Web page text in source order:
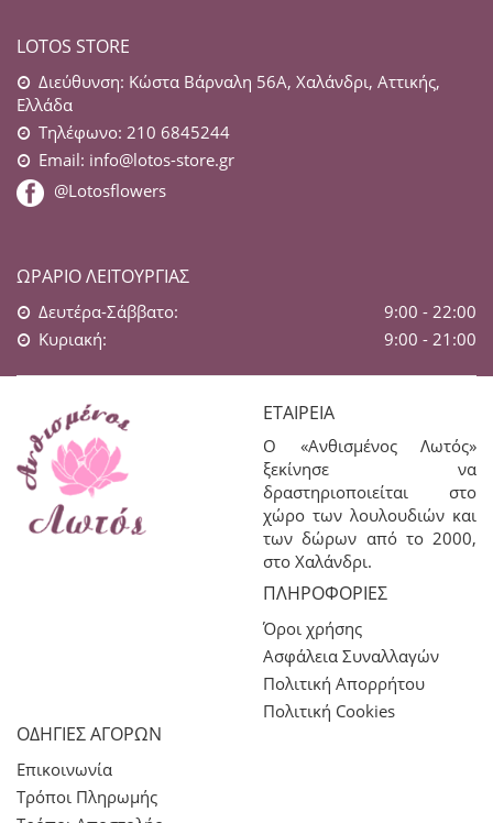
LOTOS STORE
Διεύθυνση: Κώστα Βάρναλη 56Α, Χαλάνδρι, Αττικής,
Ελλάδα
Τηλέφωνο: 210 6845244
Email: info@lotos-store.gr
@Lotosflowers
ΩΡΆΡΙΟ ΛΕΙΤΟΥΡΓΊΑΣ
Δευτέρα-Σάββατο:
9:00 - 22:00
Κυριακή:
9:00 - 21:00
ΕΤΑΙΡΕΊΑ
Ο «Ανθισμένος Λωτός»
ξεκίνησε να
δραστηριοποιείται στο
χώρο των λουλουδιών και
των δώρων από το 2000,
στο Χαλάνδρι.
ΠΛΗΡΟΦΟΡΊΕΣ
Όροι χρήσης
Ασφάλεια Συναλλαγών
Πολιτική Απορρήτου
Πολιτική Cookies
ΟΔΗΓΙΕΣ ΑΓΟΡΩΝ
Επικοινωνία
Τρόποι Πληρωμής